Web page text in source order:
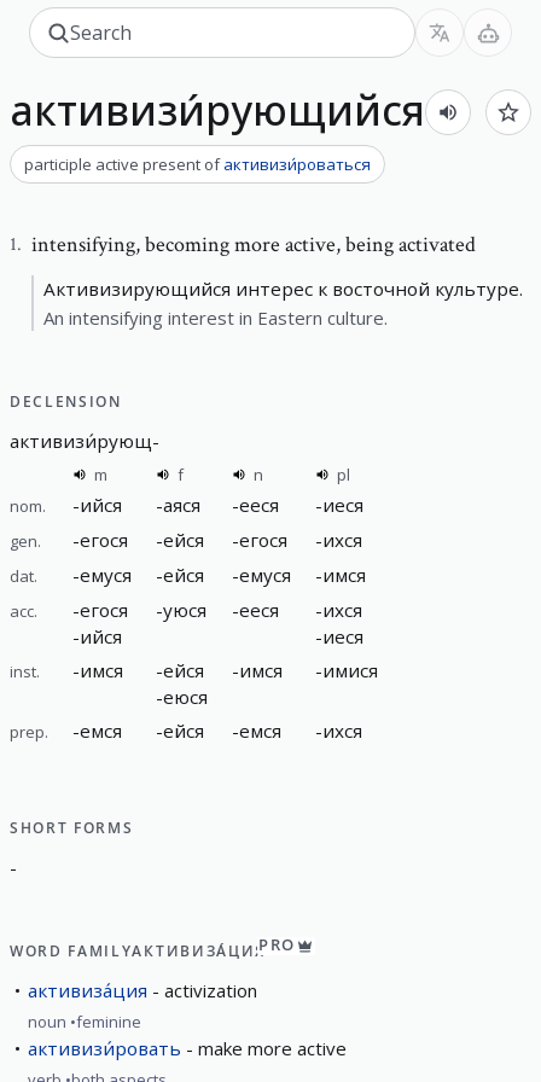
активизи́рующийся
participle active present ofактивизи́роваться
1. intensifying,becoming more active, being activated
Активизирующийся интерес к восточной культуре.
An intensifying interest in Eastern culture.
DECLENSION
активизи́рующ-
m f n
pl
nom.
-ийся -аяся -ееся -иеся
gen. -егося -ейся -егося -ихся
dat. -емуся -ейся -емуся -имся
acc. -егося
-ийся
-уюся -ееся -ихся
-иеся
inst. -имся -ейся
-еюся
-имся -имися
prep. -емся -ейся -емся -ихся
SHORT FORMS
-
WORD FAMILYАКТИВИЗА́ЦИЯPRO
активиза́ция activization
noun feminine
активизи́ровать make more active